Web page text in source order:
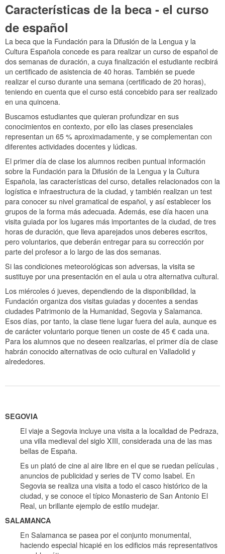
Características de la beca - el curso
de español
La beca que la Fundación para la Difusión de la Lengua y la
Cultura Española concede es para realizar un curso de español de
dos semanas de duración, a cuya finalización el estudiante recibirá
un certificado de asistencia de 40 horas. También se puede
realizar el curso durante una semana (certificado de 20 horas),
teniendo en cuenta que el curso está concebido para ser realizado
en una quincena.
Buscamos estudiantes que quieran profundizar en sus
conocimientos en contexto, por ello las clases presenciales
representan un 65 % aproximadamente, y se complementan con
diferentes actividades docentes y lúdicas.
El primer día de clase los alumnos reciben puntual información
sobre la Fundación para la Difusión de la Lengua y la Cultura
Española, las características del curso, detalles relacionados con la
logística e infraestructura de la ciudad, y también realizan un test
para conocer su nivel gramatical de español, y así establecer los
grupos de la forma más adecuada. Además, ese día hacen una
visita guiada por los lugares más importantes de la ciudad, de tres
horas de duración, que lleva aparejados unos deberes escritos,
pero voluntarios, que deberán entregar para su corrección por
parte del profesor a lo largo de las dos semanas.
Si las condiciones meteorológicas son adversas, la visita se
sustituye por una presentación en el aula u otra alternativa cultural.
Los miércoles ó jueves, dependiendo de la disponibilidad, la
Fundación organiza dos visitas guiadas y docentes a sendas
ciudades Patrimonio de la Humanidad, Segovia y Salamanca.
Esos días, por tanto, la clase tiene lugar fuera del aula, aunque es
de carácter voluntario porque tienen un coste de 45 € cada una.
Para los alumnos que no deseen realizarlas, el primer día de clase
habrán conocido alternativas de ocio cultural en Valladolid y
alrededores.
SEGOVIA
El viaje a Segovia incluye una visita a la localidad de Pedraza,
una villa medieval del siglo XIII, considerada una de las mas
bellas de España.
Es un plató de cine al aire libre en el que se ruedan películas ,
anuncios de publicidad y series de TV como Isabel. En
Segovia se realiza una visita a todo el casco histórico de la
ciudad, y se conoce el típico Monasterio de San Antonio El
Real, un brillante ejemplo de estilo mudejar.
SALAMANCA
En Salamanca se pasea por el conjunto monumental,
haciendo especial hicapié en los edificios más representativos